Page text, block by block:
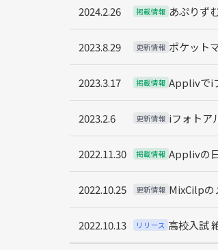
2024.2.26 掲載情報 あぷりず
2023.8.29 更新情報 ポケット
2023.3.17 掲載情報 Applivでi
2023.2.6 更新情報 iフォトア
2022.11.30 掲載情報 Applivの
2022.10.25 更新情報 MixCilpの
2022.10.13 リリース 高校入試